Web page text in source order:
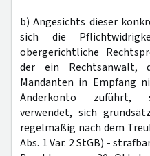
b) Angesichts dieser
sich die
obergerichtliche
der ein Rechtsanwalt,
Mandanten in Empfang
Anderkonto zuführt,
verwendet, sich
regelmäßig nach dem
Abs. 1 Var. 2 StGB) -